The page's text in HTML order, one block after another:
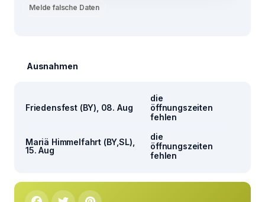
Melde falsche Daten
Ausnahmen
Friedensfest (BY), 08. Aug
die
öffnungszeiten
fehlen
Mariä Himmelfahrt (BY,SL),
15. Aug
die
öffnungszeiten
fehlen